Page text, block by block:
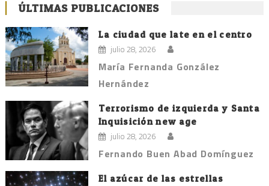
ÚLTIMAS PUBLICACIONES
La ciudad que late en el centro
julio 28, 2026
María Fernanda González
Hernández
Terrorismo de izquierda y Santa
Inquisición new age
julio 28, 2026
Fernando Buen Abad Domínguez
El azúcar de las estrellas